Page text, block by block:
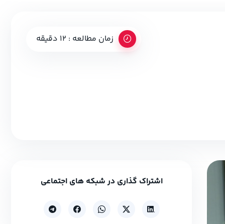
زمان مطالعه : 12 دقیقه
اشتراک گذاری در شبکه های اجتماعی